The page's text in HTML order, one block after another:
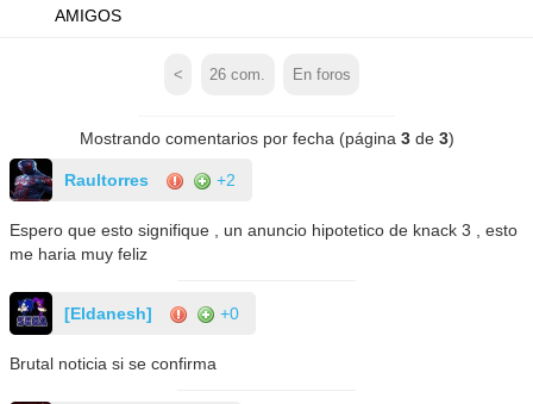
AMIGOS
< 26 com. En foros
Mostrando comentarios por fecha (página 3de 3)
Raultorres +2
Espero que esto signifique , un anuncio hipotetico de knack 3 , esto
me haria muy feliz
[Eldanesh] +0
Brutal noticia si se confirma